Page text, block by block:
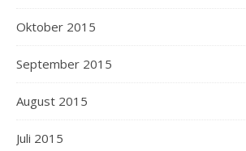
Oktober 2015
September 2015
August 2015
Juli 2015